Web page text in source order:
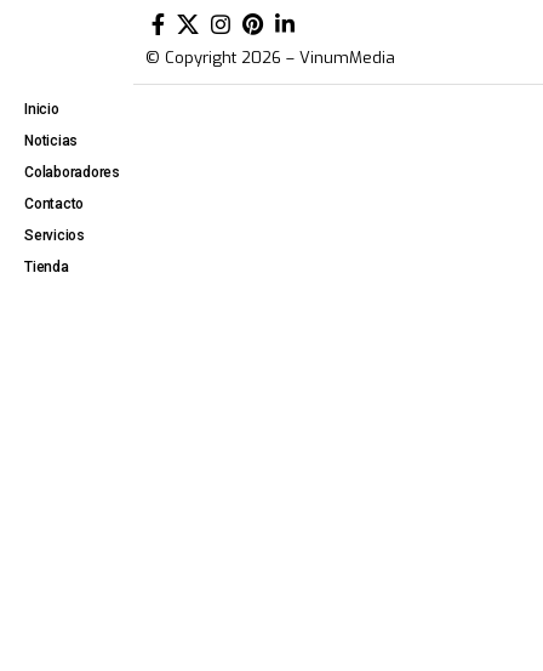
© Copyright 2026 – VinumMedia
Inicio
Noticias
Colaboradores
Contacto
Servicios
Tienda